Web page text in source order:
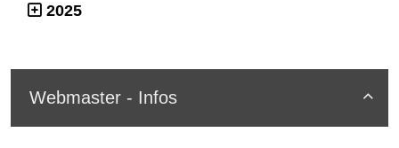
2025

Webmaster - Infos